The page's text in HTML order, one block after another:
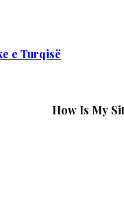
e Turqisë
How Is My